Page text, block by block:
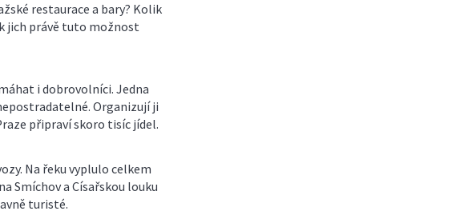
restaurace a bary? Kolik
jich právě tuto možnost
i dobrovolníci. Jedna
Organizují ji
připraví skoro tisíc jídel.
Na řeku vyplulo celkem
Smíchov a Císařskou louku
turisté.